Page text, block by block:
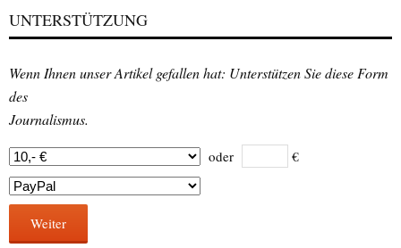
UNTERSTÜTZUNG
Wenn Ihnen unser Artikel gefallen hat: Unterstützen Sie diese Form
des
Journalismus.
oder €
Weiter